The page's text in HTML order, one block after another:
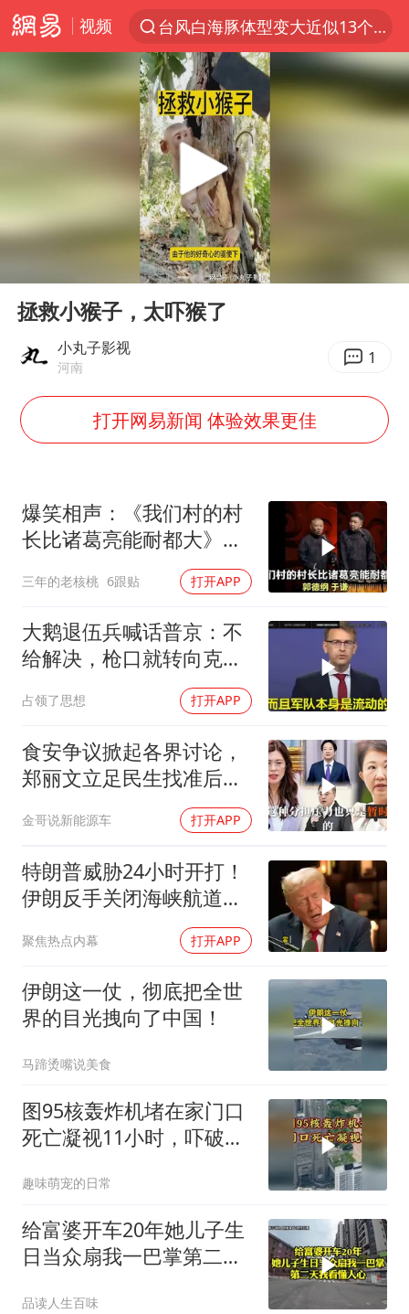
视频
台风白海豚体型变大近似13个浙江面积
夜幕落下 运动上场
泰交通部副部长回应中国人遭歧视手势
改名后的“青海拉面”店
段绚竞因公牺牲 年仅44岁
1岁宝宝碰坏纸巾盒 宝妈被索赔924元
男子结婚8年3个女儿均非亲生
“空调24小时开着更省电”不实
男子杀人后逃进深山21年活得像野人
985博士后被曝在妻子孕期出轨后续
OpenAI为免费用户升级GPT-5.6 Luna
47岁妈妈突然产女 26岁女儿：很震惊
97岁英国奶奶飞上天再破吉尼斯纪录
“中国蔬菜之乡”最高温达41.8℃
Play
拯救小猴子，太吓猴了
小丸子影视
河南 1
打开网易新闻 体验效果更佳
爆笑相声：《我们村的村
长比诸葛亮能耐都大》郭
三年的老核桃 6跟贴 打开APP
大鹅退伍兵喊话普京：不
给解决，枪口就转向克里
占领了思想 打开APP
食安争议掀起各界讨论，
郑丽文立足民生找准后续
金哥说新能源车 打开APP
特朗普威胁24小时开打！
伊朗反手关闭海峡航道，
聚焦热点内幕 打开APP
伊朗这一仗，彻底把全世
界的目光拽向了中国！
马蹄烫嘴说美食
图95核轰炸机堵在家门口
死亡凝视11小时，吓破胆
趣味萌宠的日常
给富婆开车20年她儿子生
日当众扇我一巴掌第二天
品读人生百味